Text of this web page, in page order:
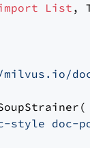
List ,
style doc-